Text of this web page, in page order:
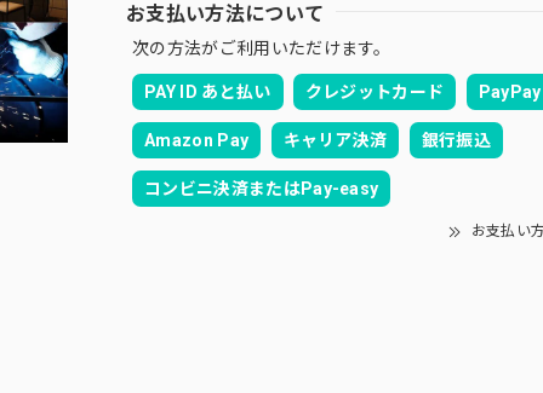
お支払い方法について
次の方法がご利用いただけます。
PAY ID あと払い クレジットカード PayPay
Amazon Pay キャリア決済 銀行振込
コンビニ決済またはPay-easy
お支払い